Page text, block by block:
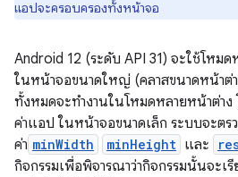
แอปจะครอบครองทั้งหน้าจอ
Android 12 (ระดับ API 31) จะใช้โหมด
ในหน้าจอขนาดใหญ่ (คลาสขนาดหน้าต่
ทั้งหมดจะทำงานในโหมดหลายหน้าต่าง
ค่าแอป ในหน้าจอขนาดเล็ก ระบบจะตร
ค่า minWidth minHeight และ
กิจกรรมเพื่อพิจารณาว่ากิจกรรมนั้นจะเ